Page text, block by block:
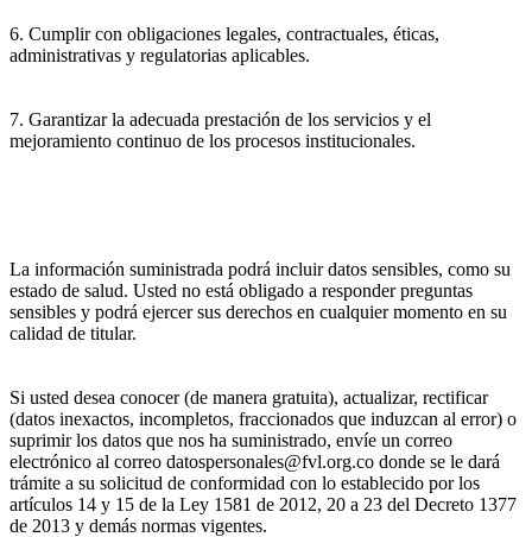
6. Cumplir con obligaciones legales, contractuales, éticas,
administrativas y regulatorias aplicables.
7. Garantizar la adecuada prestación de los servicios y el
mejoramiento continuo de los procesos institucionales.
La información suministrada podrá incluir datos sensibles, como su
estado de salud. Usted no está obligado a responder preguntas
sensibles y podrá ejercer sus derechos en cualquier momento en su
calidad de titular.
Si usted desea conocer (de manera gratuita), actualizar, rectificar
(datos inexactos, incompletos, fraccionados que induzcan al error) o
suprimir los datos que nos ha suministrado, envíe un correo
electrónico al correo datospersonales@fvl.org.co donde se le dará
trámite a su solicitud de conformidad con lo establecido por los
artículos 14 y 15 de la Ley 1581 de 2012, 20 a 23 del Decreto 1377
de 2013 y demás normas vigentes.